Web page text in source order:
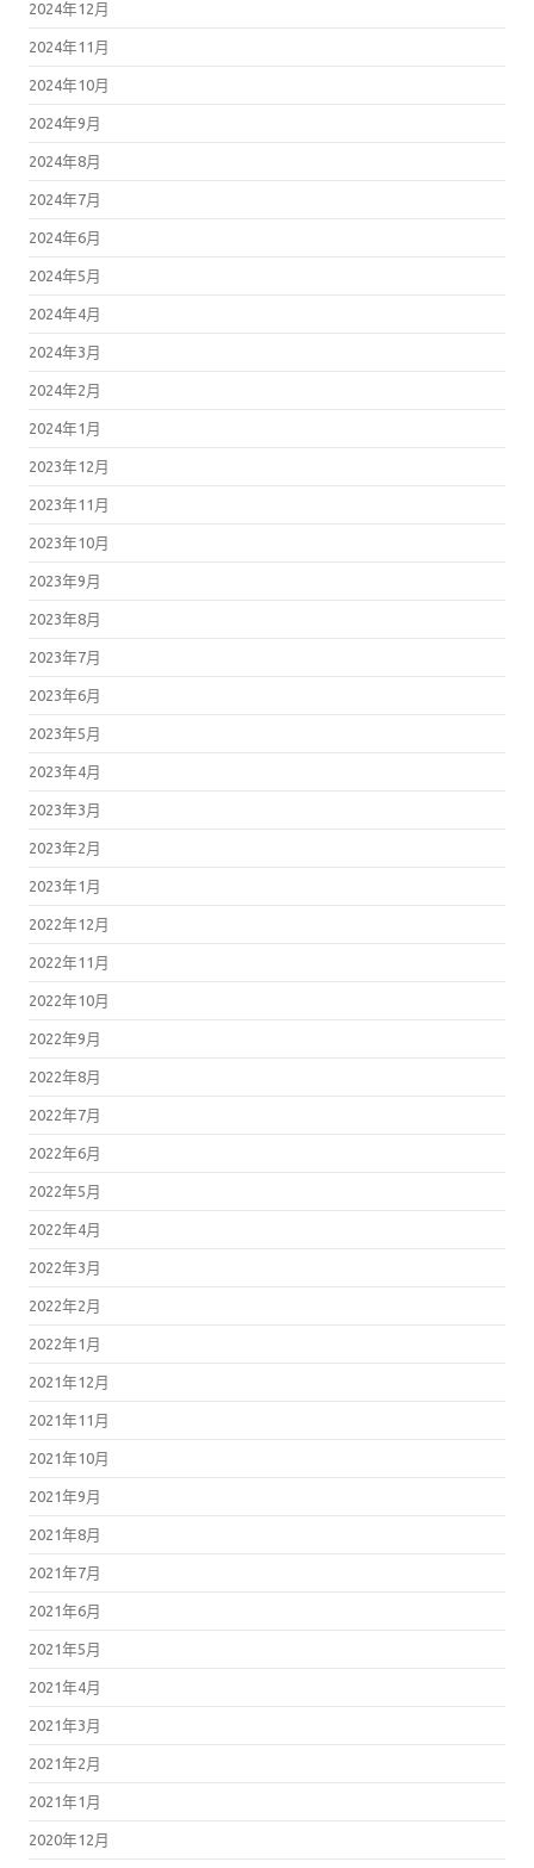
2024年12月
2024年11月
2024年10月
2024年9月
2024年8月
2024年7月
2024年6月
2024年5月
2024年4月
2024年3月
2024年2月
2024年1月
2023年12月
2023年11月
2023年10月
2023年9月
2023年8月
2023年7月
2023年6月
2023年5月
2023年4月
2023年3月
2023年2月
2023年1月
2022年12月
2022年11月
2022年10月
2022年9月
2022年8月
2022年7月
2022年6月
2022年5月
2022年4月
2022年3月
2022年2月
2022年1月
2021年12月
2021年11月
2021年10月
2021年9月
2021年8月
2021年7月
2021年6月
2021年5月
2021年4月
2021年3月
2021年2月
2021年1月
2020年12月